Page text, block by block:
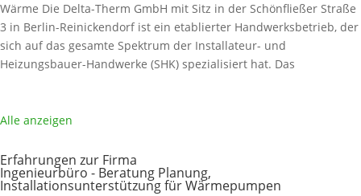
Wärme Die Delta-Therm GmbH mit Sitz in der Schönfließer Straße
3 in Berlin-Reinickendorf ist ein etablierter Handwerksbetrieb, der
sich auf das gesamte Spektrum der Installateur- und
Heizungsbauer-Handwerke (SHK) spezialisiert hat. Das
energetische Modernisierung und Neubau legt die Delta-Therm
Alle anzeigen
Erfahrungen zur Firma
Ingenieurbüro - Beratung Planung,
Installationsunterstützung für Wärmepumpen